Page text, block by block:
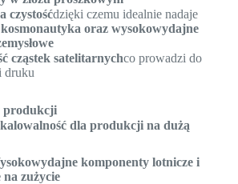
czystośćdzięki czemu idealnie nadaje
oraz wysokowydajne
cząstek satelitarnychco prowadzi do
druku
produkcji
dla produkcji na dużą
komponenty lotnicze i
zużycie